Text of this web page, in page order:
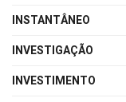
INSTANTÂNEO
INVESTIGAÇÃO
INVESTIMENTO